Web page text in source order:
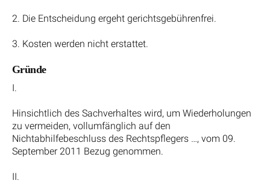
2. Die Entscheidung ergeht gerichtsgebührenfrei.
3. Kosten werden nicht erstattet.
Gründe
I.
Hinsichtlich des Sachverhaltes wird, um Wiederholungen
zu vermeiden, vollumfänglich auf den
Nichtabhilfebeschluss des Rechtspflegers …, vom 09.
September 2011 Bezug genommen.
II.